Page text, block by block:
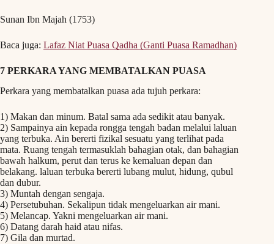
Sunan Ibn Majah (1753)
Baca juga: Lafaz Niat Puasa Qadha (Ganti Puasa Ramadhan)
7 PERKARA YANG MEMBATALKAN PUASA
Perkara yang membatalkan puasa ada tujuh perkara:
1) Makan dan minum. Batal sama ada sedikit atau banyak.
2) Sampainya ain kepada rongga tengah badan melalui laluan
yang terbuka. Ain bererti fizikal sesuatu yang terlihat pada
mata. Ruang tengah termasuklah bahagian otak, dan bahagian
bawah halkum, perut dan terus ke kemaluan depan dan
belakang. laluan terbuka bererti lubang mulut, hidung, qubul
dan dubur.
3) Muntah dengan sengaja.
4) Persetubuhan. Sekalipun tidak mengeluarkan air mani.
5) Melancap. Yakni mengeluarkan air mani.
6) Datang darah haid atau nifas.
7) Gila dan murtad.